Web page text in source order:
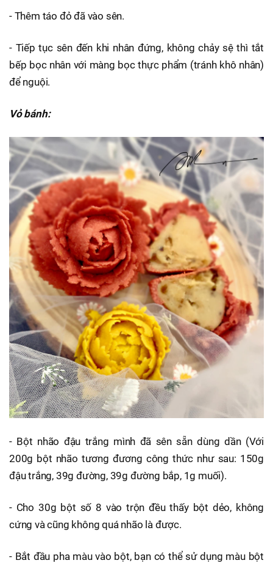
- Thêm táo đỏ đã vào sên.
- Tiếp tục sên đến khi nhân đứng, không chảy sệ thì tắt
bếp bọc nhân với màng bọc thực phẩm (tránh khô nhân)
để nguội.
Vỏ bánh:
- Bột nhão đậu trắng mình đã sên sẵn dùng dần (Với
200g bột nhão tương đương công thức như sau: 150g
đậu trắng, 39g đường, 39g đường bắp, 1g muối).
- Cho 30g bột số 8 vào trộn đều thấy bột dẻo, không
cứng và cũng không quá nhão là được.
- Bắt đầu pha màu vào bột, bạn có thể sử dụng màu bột